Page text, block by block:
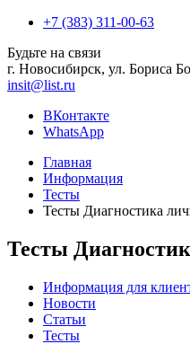
+7 (383) 311-00-63
Будьте на связи
г. Новосибирск, ул. Бориса
insit@list.ru
ВКонтакте
WhatsApp
Главная
Информация
Тесты
Тесты Диагностика
Тесты
Информация для
Новости
Статьи
Тесты